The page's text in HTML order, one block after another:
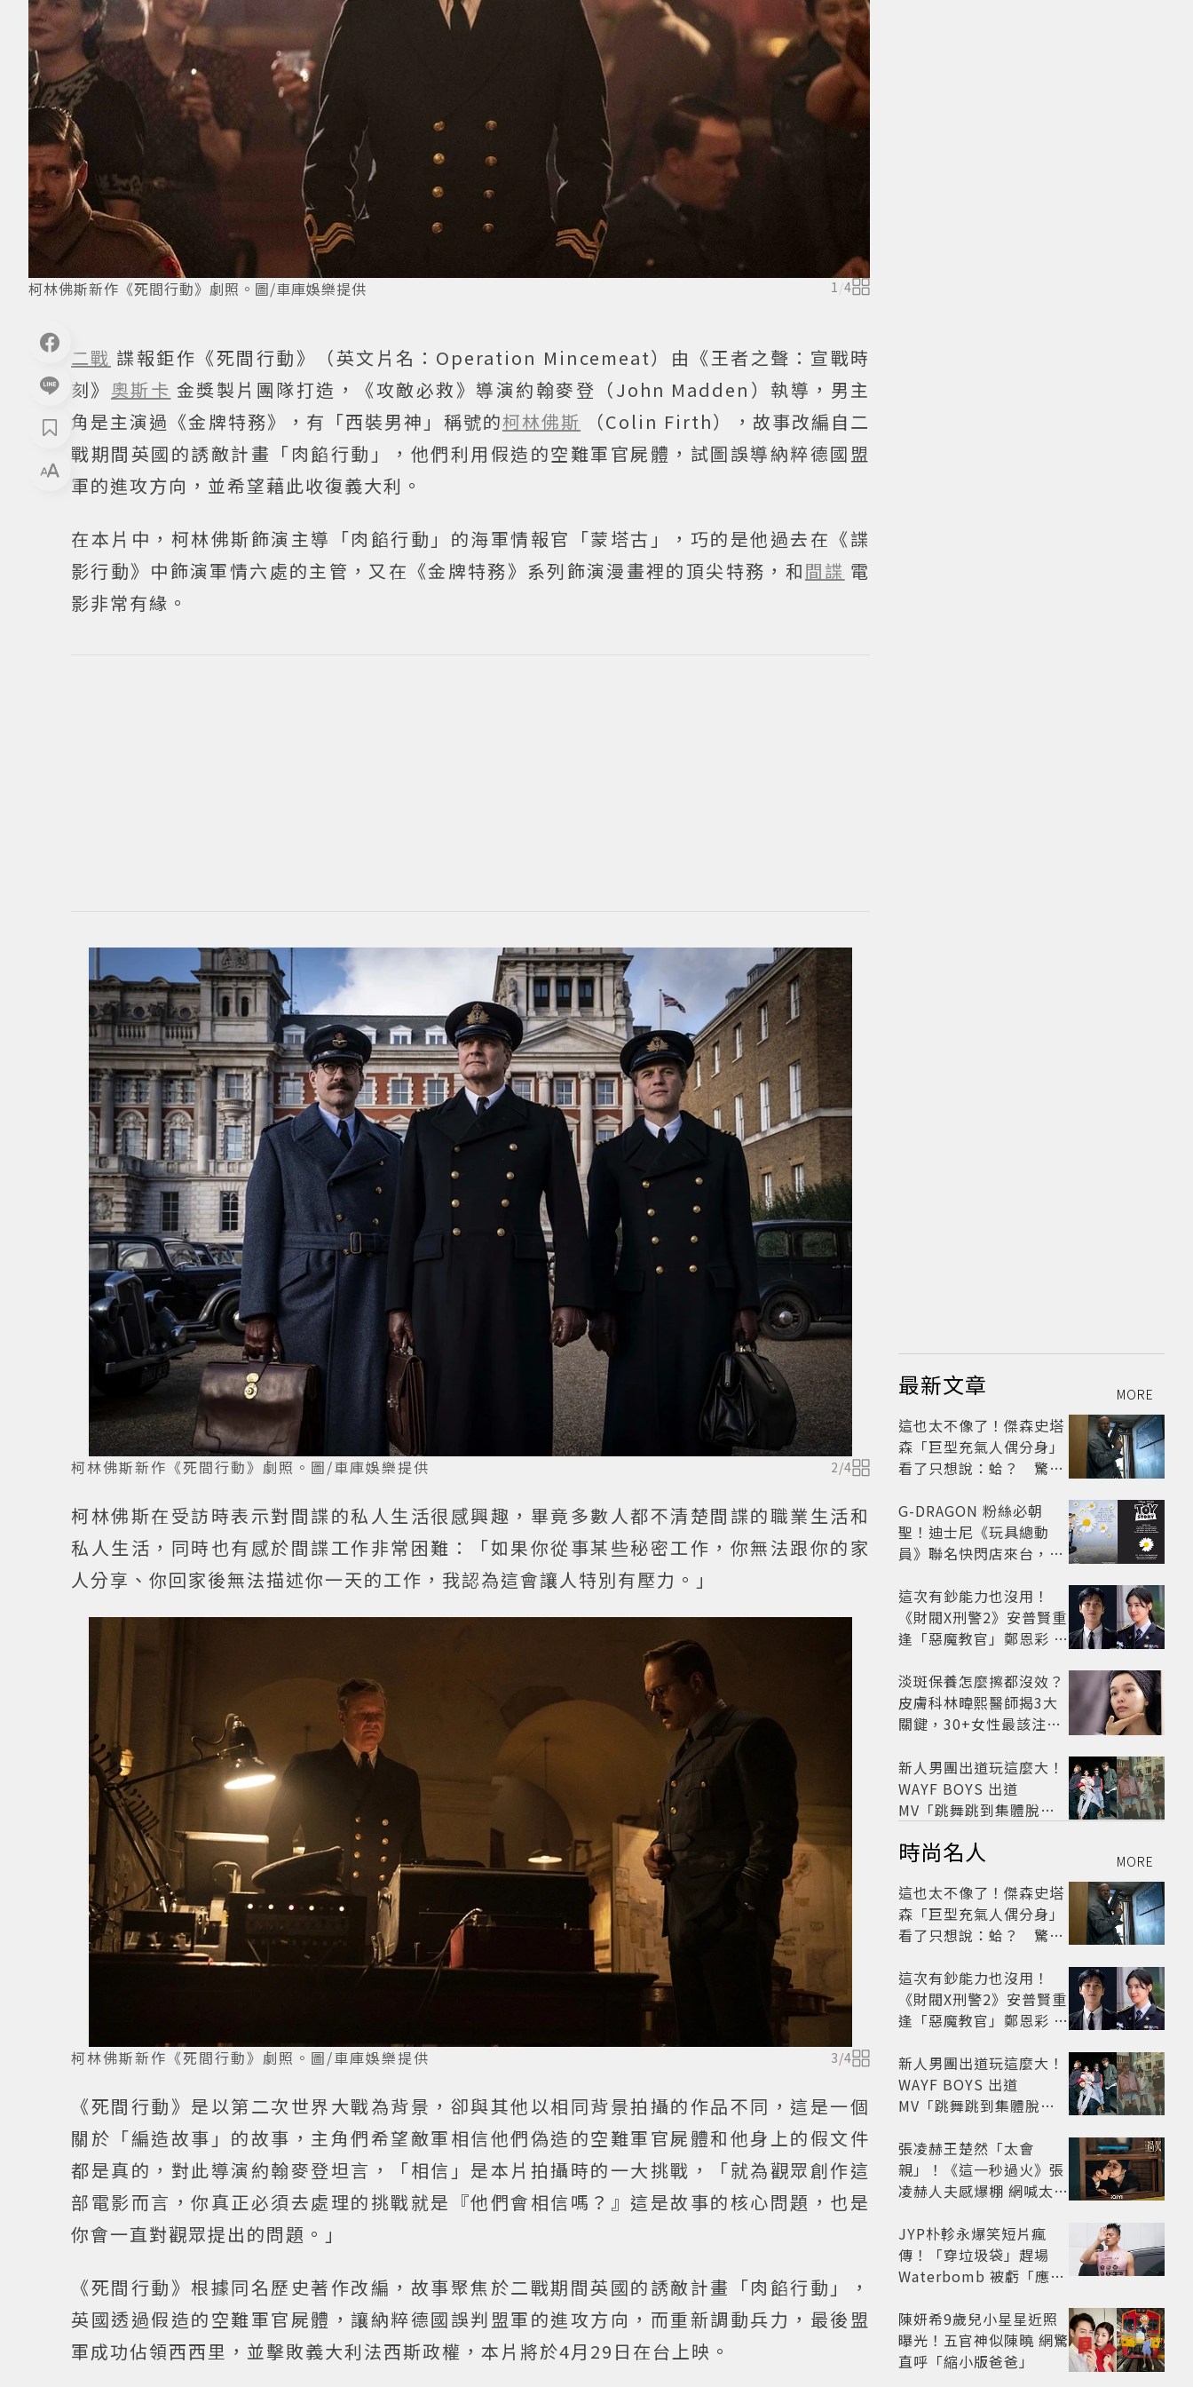
柯林佛斯新作《死間行動》劇照。圖/車庫娛樂提供 1/4
二戰 諜報鉅作《死間行動》（英文片名：Operation Mincemeat）由《王者之聲：宣戰時
刻》 奧斯卡 金獎製片團隊打造，《攻敵必救》導演約翰麥登（John Madden）執導，男主
角是主演過《金牌特務》，有「西裝男神」稱號的柯林佛斯
（Colin Firth），故事改編自二
戰期間英國的誘敵計畫「肉餡行動」，他們利用假造的空難軍官屍體，試圖誤導納粹德國盟
軍的進攻方向，並希望藉此收復義大利。
在本片中，柯林佛斯飾演主導「肉餡行動」的海軍情報官「蒙塔古」，巧的是他過去在《諜
影行動》中飾演軍情六處的主管，又在《金牌特務》系列飾演漫畫裡的頂尖特務，和間諜 電
影非常有緣。
柯林佛斯新作《死間行動》劇照。圖/車庫娛樂提供 2/4
柯林佛斯在受訪時表示對間諜的私人生活很感興趣，畢竟多數人都不清楚間諜的職業生活和
私人生活，同時也有感於間諜工作非常困難：「如果你從事某些秘密工作，你無法跟你的家
人分享、你回家後無法描述你一天的工作，我認為這會讓人特別有壓力。」
柯林佛斯新作《死間行動》劇照。圖/車庫娛樂提供 3/4
《死間行動》是以第二次世界大戰為背景，卻與其他以相同背景拍攝的作品不同，這是一個
關於「編造故事」的故事，主角們希望敵軍相信他們偽造的空難軍官屍體和他身上的假文件
都是真的，對此導演約翰麥登坦言，「相信」是本片拍攝時的一大挑戰，「就為觀眾創作這
部電影而言，你真正必須去處理的挑戰就是『他們會相信嗎？』這是故事的核心問題，也是
你會一直對觀眾提出的問題。」
《死間行動》根據同名歷史著作改編，故事聚焦於二戰期間英國的誘敵計畫「肉餡行動」，
英國透過假造的空難軍官屍體，讓納粹德國誤判盟軍的進攻方向，而重新調動兵力，最後盟
軍成功佔領西西里，並擊敗義大利法西斯政權，本片將於4月29日在台上映。
最新文章 MORE
這也太不像了！傑森史塔
森「巨型充氣人偶分身」
看了只想說：蛤？ 驚喜
G-DRAGON 粉絲必朝
聖！迪士尼《玩具總動
員》聯名快閃店來台，限
這次有鈔能力也沒用！
《財閥X刑警2》安普賢重
逢「惡魔教官」鄭恩彩 首
紅盤
淡斑保養怎麼擦都沒效？
皮膚科林暐熙醫師揭3大
關鍵，30+女性最該注意
新人男團出道玩這麼大！
WAYF BOYS 出道
MV「跳舞跳到集體脫
影片爆紅
時尚名人 MORE
這也太不像了！傑森史塔
森「巨型充氣人偶分身」
看了只想說：蛤？ 驚喜
這次有鈔能力也沒用！
《財閥X刑警2》安普賢重
逢「惡魔教官」鄭恩彩 首
紅盤
新人男團出道玩這麼大！
WAYF BOYS 出道
MV「跳舞跳到集體脫
影片爆紅
張凌赫王楚然「太會
親」！《這一秒過火》張
凌赫人夫感爆棚 網喊太有
JYP朴軫永爆笑短片瘋
傳！「穿垃圾袋」趕場
Waterbomb 被虧「應該
陳妍希9歲兒小星星近照
曝光！五官神似陳曉 網驚
直呼「縮小版爸爸」